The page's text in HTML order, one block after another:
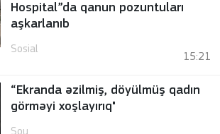
Hospital”da qanun pozuntuları
aşkarlanıb
Sosial
15:21
“Ekranda əzilmiş, döyülmüş qadın
görməyi xoşlayırıq"
Şou